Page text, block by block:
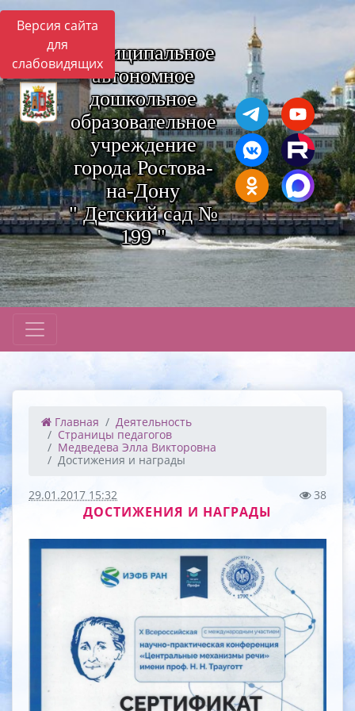
Версия сайта
для
слабовидящихМуниципальное
автономное
дошкольное
образовательное
учреждение
города Ростова-
на-Дону
" Детский сад №
199 "
Главная
Деятельность
Страницы педагогов
Медведева Элла Викторовна
Достижения и награды
29.01.2017 15:32 38
ДОСТИЖЕНИЯ И НАГРАДЫ